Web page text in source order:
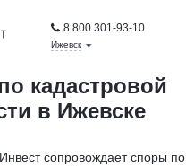
8 800 301-93-10
Ижевск
кадастровой
в Ижевске
сопровождает споры по